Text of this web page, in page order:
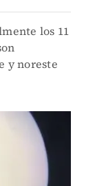
los 11
y noreste